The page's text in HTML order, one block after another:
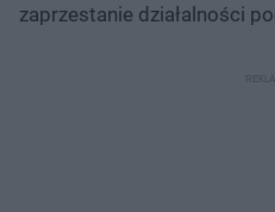
zaprzestanie działalności